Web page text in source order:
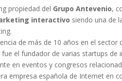
propiedad del Grupo Antevenio,
interactivo siendo una de
de más de 10 años en el
el fundador de varias startups
en eventos y congresos
empresa española de Internet en